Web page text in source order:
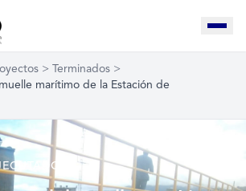
> Terminados >
marítimo de la Estación de